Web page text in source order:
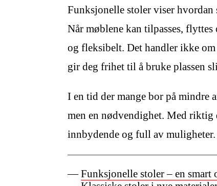
Funksjonelle stoler viser
Når møblene kan tilpasses,
og fleksibelt. Det handler ikke
gir deg frihet til å bruke plassen
I en tid der mange bor på mindre
men en nødvendighet. Med
innbydende og full av muligheter.
Funksjonelle stoler – en smart